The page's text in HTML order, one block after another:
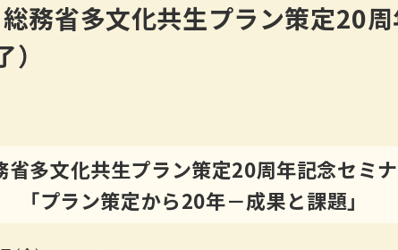
務省多文化共生プラン策定20
省多文化共生プラン策定20周年記念セミ
「プラン策定から20年－成果と課題」